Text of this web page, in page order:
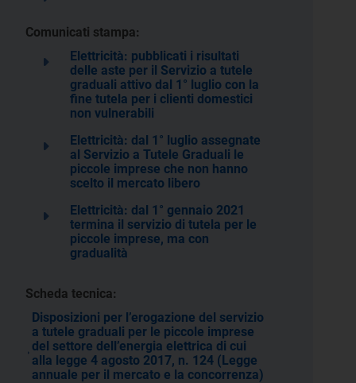
Comunicati stampa:
Elettricità: pubblicati i risultati
delle aste per il Servizio a tutele
graduali attivo dal 1° luglio con la
fine tutela per i clienti domestici
non vulnerabili
Elettricità: dal 1° luglio assegnate
al Servizio a Tutele Graduali le
piccole imprese che non hanno
scelto il mercato libero
Elettricità: dal 1° gennaio 2021
termina il servizio di tutela per le
piccole imprese, ma con
gradualità
Scheda tecnica:
Disposizioni per l’erogazione del servizio
a tutele graduali per le piccole imprese
del settore dell’energia elettrica di cui
alla legge 4 agosto 2017, n. 124 (Legge
annuale per il mercato e la concorrenza)